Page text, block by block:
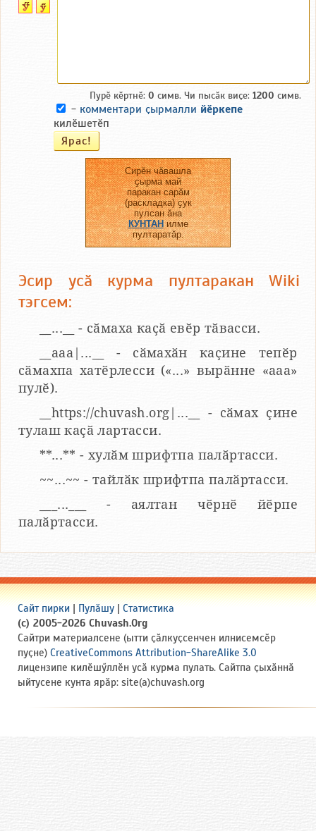
Пурӗ кӗртнӗ: 0 симв. Чи пысӑк виҫе: 1200 симв.
- комментари ҫырмалли йӗркепе
килӗшетӗп
Сирӗн чӑвашла
ҫырма май
паракан сарӑм
(раскладка) ҫук
пулсан ӑна
КУНТАНилме
пултаратӑр.
Эсир усӑ курма пултаракан Wiki
тэгсем:
__...__ - сӑмаха каҫӑ евӗр тӑвасси.
__aaa|...__ - сӑмахӑн каҫине тепӗр
сӑмахпа хатӗрлесси («...» вырӑнне «ааа»
пулӗ).
__https://chuvash.org|...__ - сӑмах ҫине
тулаш каҫӑ лартасси.
**...** - хулӑм шрифтпа палӑртасси.
~~...~~ - тайлӑк шрифтпа палӑртасси.
___...___ - аялтан чӗрнӗ йӗрпе
палӑртасси.
Сайт пирки | Пулӑшу | Статистика
(c) 2005-2026 Chuvash.Org
Сайтри материалсене (ытти ҫӑлкуҫсенчен илнисемсӗр
пуҫне) CreativeCommons Attribution-ShareAlike 3.0
лицензипе килӗшӳллӗн усӑ курма пулать. Сайтпа ҫыхӑннӑ
ыйтусене кунта ярӑр: site(a)chuvash.org